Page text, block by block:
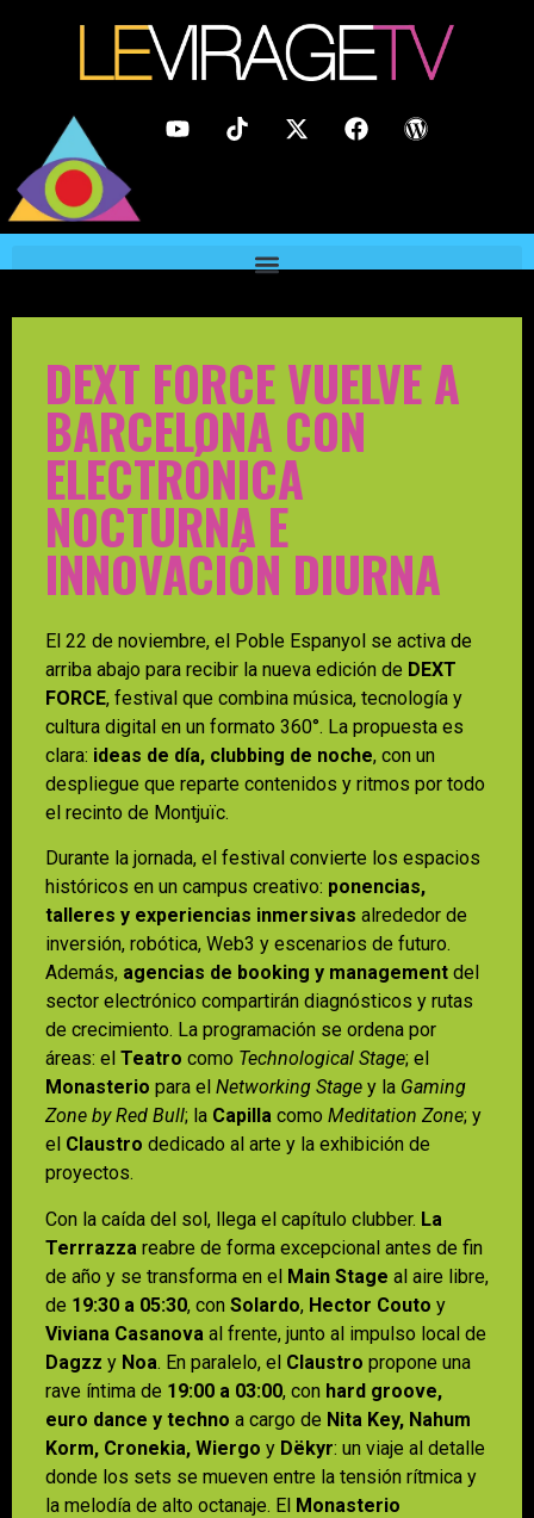
DEXT FORCE VUELVE A
BARCELONA CON
ELECTRÓNICA
NOCTURNA E
INNOVACIÓN DIURNA
El 22 de noviembre, el Poble Espanyol se activa de
arriba abajo para recibir la nueva edición de DEXT
FORCE, festival que combina música, tecnología y
cultura digital en un formato 360°. La propuesta es
clara: ideas de día, clubbing de noche, con un
despliegue que reparte contenidos y ritmos por todo
el recinto de Montjuïc.
Durante la jornada, el festival convierte los espacios
históricos en un campus creativo: ponencias,
talleres y experiencias inmersivas alrededor de
inversión, robótica, Web3 y escenarios de futuro.
Además, agencias de booking y management del
sector electrónico compartirán diagnósticos y rutas
de crecimiento. La programación se ordena por
áreas: el Teatro como Technological Stage; el
Monasterio para el Networking Stage y la Gaming
Zone by Red Bull; la Capilla como Meditation Zone; y
el Claustro dedicado al arte y la exhibición de
proyectos.
Con la caída del sol, llega el capítulo clubber. La
Terrrazza reabre de forma excepcional antes de fin
de año y se transforma en el Main Stage al aire libre,
de 19:30 a 05:30, con Solardo, Hector Couto y
Viviana Casanova al frente, junto al impulso local de
Dagzz y Noa. En paralelo, el Claustro propone una
rave íntima de 19:00 a 03:00, con hard groove,
euro dance y techno a cargo de Nita Key, Nahum
Korm, Cronekia, Wiergo y Dëkyr: un viaje al detalle
donde los sets se mueven entre la tensión rítmica y
la melodía de alto octanaje. El Monasterio